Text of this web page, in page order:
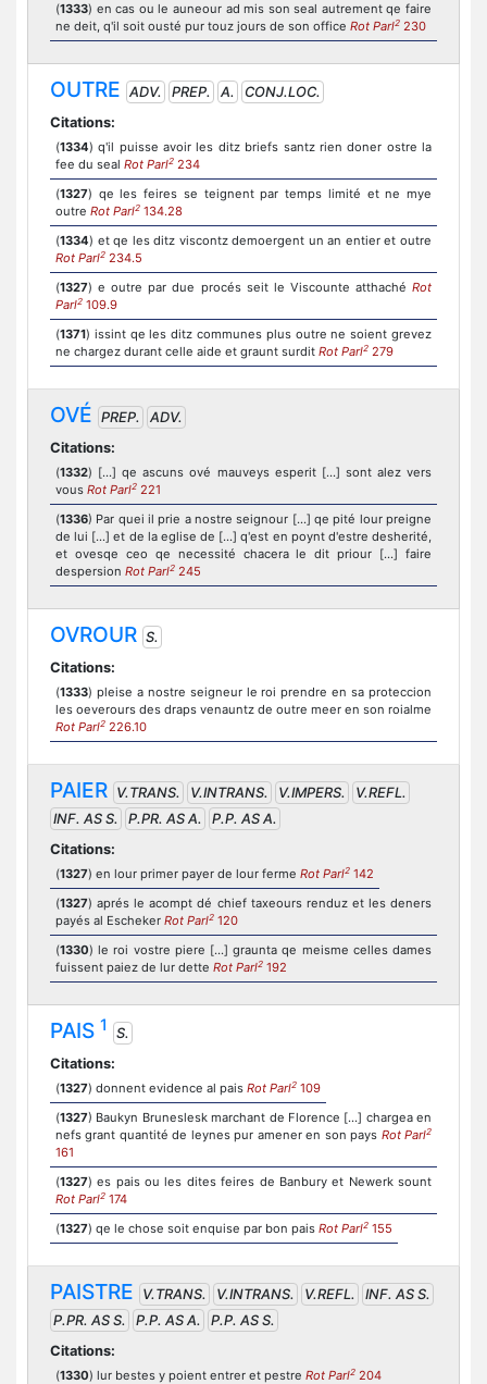
(1333) en cas ou le auneour ad mis son seal autrement qe faire
ne deit, q'il soit ousté pur touz jours de son office Rot Parl2 230
OUTRE ADV. PREP. A.
CONJ.LOC.
Citations:
(1334) q'il puisse avoir les ditz briefs santz rien doner ostre la
fee du seal Rot Parl2 234
(1327) qe les feires se teignent par temps limité et ne mye
outre Rot Parl2 134.28
(1334) et qe les ditz viscontz demoergent un an entier et outre
Rot Parl2 234.5
(1327) e outre par due procés seit le Viscounte atthaché Rot
Parl2 109.9
(1371) issint qe les ditz communes plus outre ne soient grevez
ne chargez durant celle aide et graunt surdit Rot Parl2 279
OVÉ PREP.
ADV.
Citations:
(1332) [...] qe ascuns ové mauveys esperit [...] sont alez vers
vous Rot Parl2 221
(1336) Par quei il prie a nostre seignour [...] qe pité lour preigne
de lui [...] et de la eglise de [...] q'est en poynt d'estre desherité,
et ovesqe ceo qe necessité chacera le dit priour [...] faire
despersion Rot Parl2 245
OVROUR S.
Citations:
(1333) pleise a nostre seigneur le roi prendre en sa proteccion
les oeverours des draps venauntz de outre meer en son roialme
Rot Parl2 226.10
PAIER V.TRANS. V.INTRANS. V.IMPERS.
V.REFL.
INF. AS S.
P.PR. AS A.
P.P. AS A.
Citations:
(1327) en lour primer payer de lour ferme Rot Parl2 142
(1327) aprés le acompt dé chief taxeours renduz et les deners
payés al Escheker Rot Parl2 120
(1330) le roi vostre piere [...] graunta qe meisme celles dames
fuissent paiez de lur dette Rot Parl2 192
PAIS 1
S.
Citations:
(1327) donnent evidence al pais Rot Parl2 109
(1327) Baukyn Bruneslesk marchant de Florence [...] chargea en
nefs grant quantité de leynes pur amener en son pays Rot Parl2
161
(1327) es pais ou les dites feires de Banbury et Newerk sount
Rot Parl2 174
(1327) qe le chose soit enquise par bon pais Rot Parl2 155
PAISTRE V.TRANS. V.INTRANS. V.REFL.
INF. AS S.
P.PR. AS S.
P.P. AS A.
P.P. AS S.
Citations:
(1330) lur bestes y poient entrer et pestre Rot Parl2 204